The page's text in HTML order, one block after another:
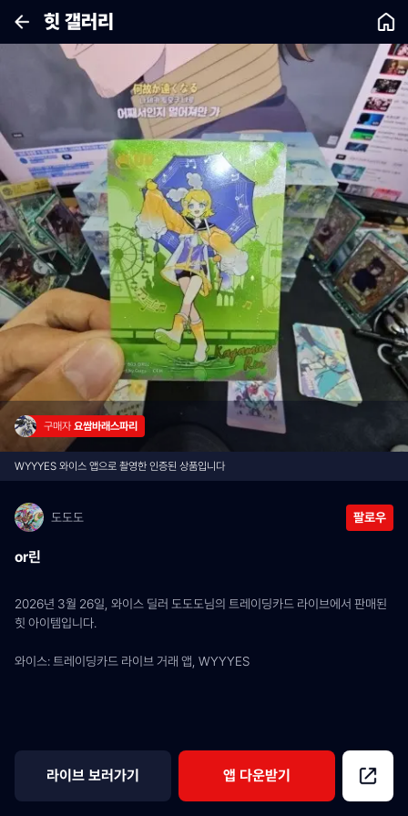
힛 갤러리
구매자 요쌈바래스파리
WYYYES 와이스 앱으로 촬영한 인증된 상품입니다
도도도 팔로우
or린
2026년 3월 26일, 와이스 딜러 도도도님의 트레이딩카드 라이브에서 판매된
힛 아이템입니다.
와이스: 트레이딩카드 라이브 거래 앱, WYYYES
라이브 보러가기 앱 다운받기